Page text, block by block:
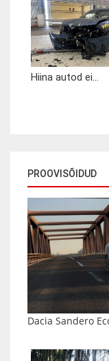
Hiina autod ei...
PROOVISÕIDUD
Dacia Sandero